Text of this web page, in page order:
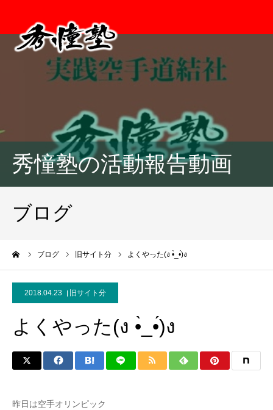
秀憧塾の活動報告動画
ブログ
ブログ 旧サイト分 よくやった(ง •̀_•́)ง
2018.04.23 旧サイト分
よくやった(ง •̀_•́)ง
昨日は空手オリンピック